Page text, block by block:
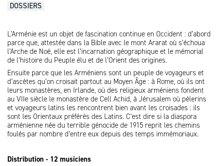
DOSSIERS
L’Arménie est un objet de fascination continue en Occident : d’abord
parce que, attestée dans la Bible avec le mont Ararat où s’échoua
l’Arche de Noé, elle est l’incarnation géographique et le mémorial
de l’histoire du Peuple élu et de l’Orient des origines.
Ensuite parce que les Arméniens sont un peuple de voyageurs et
d’ascètes qu’on croisait partout au Moyen Âge : à Rome, où ils ont
leurs monastères, en Irlande, où des religieux arméniens fondent
au VIIe siècle le monastère de Cell Achid, à Jérusalem où pèlerins
et voyageurs latins les rencontrent bien avant les croisades : ils
sont les Orientaux préférés des Latins. C’est dire si la diaspora
arménienne née du terrible génocide de 1915 reprit les chemins
foulés par nombre d’entre eux depuis des temps immémoriaux.
Distribution - 12 musiciens